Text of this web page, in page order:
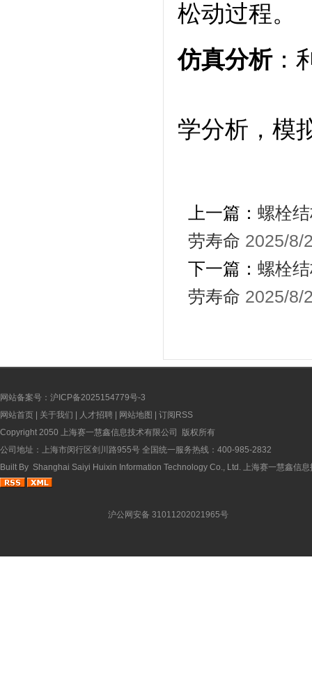
松动过程。
仿真分析：
学分析，模
上一篇： 螺栓
劳寿命 2025/8/
下一篇： 螺栓
劳寿命 2025/8/
网站备案号：沪ICP备2025154779号-3
网站首页
关于我们 人才招聘 网站地图
订阅RSS
Copyright 2050 上海赛一慧鑫信息技术有限公司 版权所有
公司地址：上海市闵行区剑川路955号 全国统一服务热线：400-985-2832
Built By Shanghai Saiyi Huixin Information Technology Co., Ltd. 上海赛一慧鑫信
沪公网安备 31011202021965号